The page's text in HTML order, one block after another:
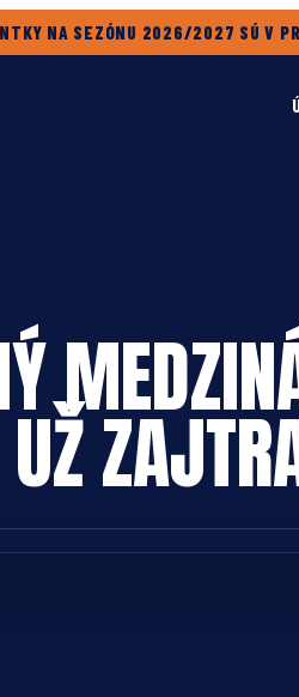
NA SEZÓNU 2026/2027 SÚ V
Foto: Ľudovít Jakub Hroboň